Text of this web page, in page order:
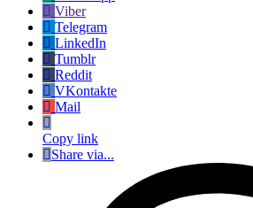
Viber
Telegram
LinkedIn
Tumblr
Reddit
VKontakte
Mail
Copy link
Share via...